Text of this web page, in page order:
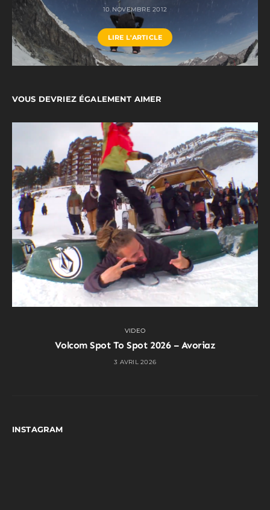
10 NOVEMBRE 2012
LIRE L'ARTICLE
VOUS DEVRIEZ ÉGALEMENT AIMER
VIDEO
Volcom Spot To Spot 2026 – Avoriaz
3 AVRIL 2026
INSTAGRAM